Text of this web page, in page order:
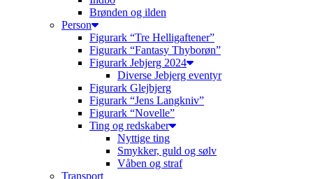
Brønden og ilden
Person
Figurark “Tre Helligaftener”
Figurark “Fantasy Thyborøn”
Figurark Jebjerg 2024
Diverse Jebjerg eventyr
Figurark Glejbjerg
Figurark “Jens Langkniv”
Figurark “Novelle”
Ting og redskaber
Nyttige ting
Smykker, guld og sølv
Våben og straf
Transport